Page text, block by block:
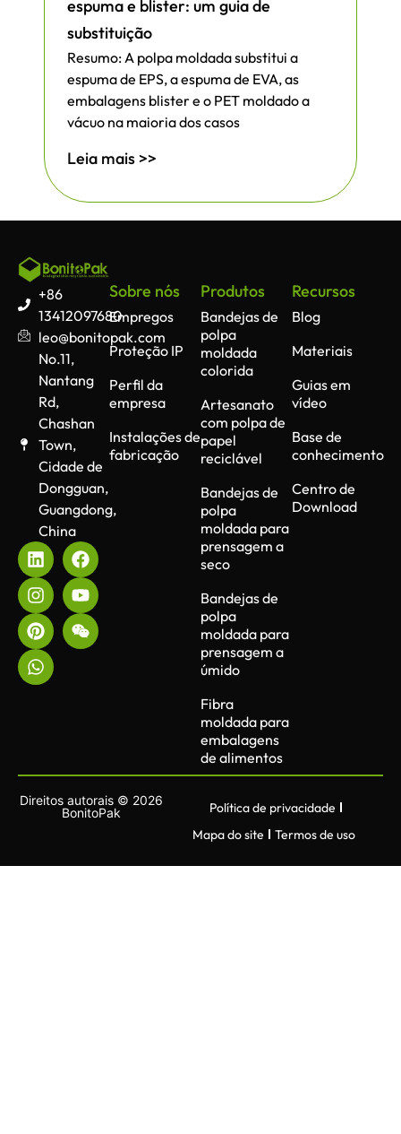
espuma e blister: um guia de
substituição
Resumo: A polpa moldada substitui a
espuma de EPS, a espuma de EVA, as
embalagens blister e o PET moldado a
vácuo na maioria dos casos
Leia mais >>
+86
13412097680
leo@bonitopak.com
No.11,
Nantang
Rd,
Chashan
Town,
Cidade de
Dongguan,
Guangdong,
China
Sobre nós
Empregos
Proteção IP
Perfil da
empresa
Instalações de
fabricação
Produtos
Bandejas de
polpa
moldada
colorida
Artesanato
com polpa de
papel
reciclável
Bandejas de
polpa
moldada para
prensagem a
seco
Bandejas de
polpa
moldada para
prensagem a
úmido
Fibra
moldada para
embalagens
de alimentos
Recursos
Blog
Materiais
Guias em
vídeo
Base de
conhecimento
Centro de
Download
Direitos autorais © 2026
BonitoPak
Política de privacidade
Mapa do site
Termos de uso